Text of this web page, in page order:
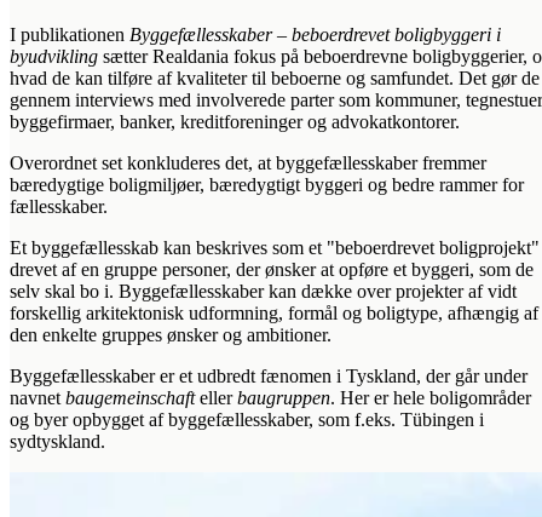
I publikationen Byggefællesskaber – beboerdrevet boligbyggeri i
byudvikling sætter Realdania fokus på beboerdrevne boligbyggerier,
hvad de kan tilføre af kvaliteter til beboerne og samfundet. Det gør de
gennem interviews med involverede parter som kommuner,
byggefirmaer, banker, kreditforeninger og advokatkontorer.
Overordnet set konkluderes det, at byggefællesskaber fremmer
bæredygtige boligmiljøer, bæredygtigt byggeri og bedre rammer for
fællesskaber.
Et byggefællesskab kan beskrives som et "beboerdrevet boligprojekt"
drevet af en gruppe personer, der ønsker at opføre et byggeri, som de
selv skal bo i. Byggefællesskaber kan dække over projekter af vidt
forskellig arkitektonisk udformning, formål og boligtype, afhængig af
den enkelte gruppes ønsker og ambitioner.
Byggefællesskaber er et udbredt fænomen i Tyskland, der går under
navnet baugemeinschaftellerbaugruppen. Her er hele boligområder
og byer opbygget af byggefællesskaber, som f.eks. Tübingen i
sydtyskland.